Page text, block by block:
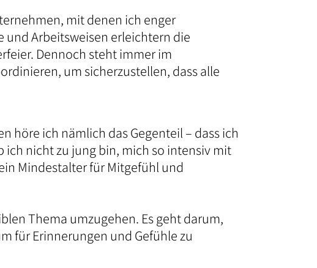
mit denen ich enger
und Arbeitsweisen erleichtern die
Dennoch steht immer im
um sicherzustellen, dass alle
höre ich nämlich das Gegenteil – dass ich
ich nicht zu jung bin, mich so intensiv mit
Mindestalter für Mitgefühl und
Thema umzugehen. Es geht darum,
für Erinnerungen und Gefühle zu